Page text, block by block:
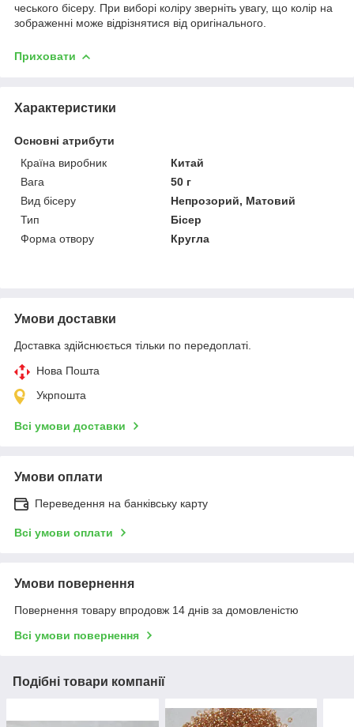
чеського бісеру. При виборі коліру зверніть увагу, що колір на
зображенні може відрізнятися від оригінального.
Приховати
Характеристики
Основні атрибути
Країна виробник
Китай
Вага
50 г
Вид бісеру
Непрозорий, Матовий
Тип
Бісер
Форма отвору
Кругла
Умови доставки
Доставка здійснюється тільки по передоплаті.
Нова Пошта
Укрпошта
Всі умови доставки
Умови оплати
Переведення на банківську карту
Всі умови оплати
Умови повернення
Повернення товару впродовж 14 днів за домовленістю
Всі умови повернення
Подібні товари компанії